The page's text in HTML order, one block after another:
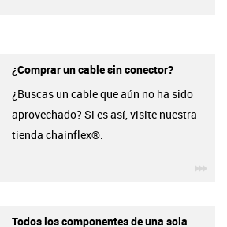
¿Comprar un cable sin conector?
¿Buscas un cable que aún no ha sido
aprovechado? Si es así, visite nuestra
tienda chainflex®.
Todos los componentes de una sola